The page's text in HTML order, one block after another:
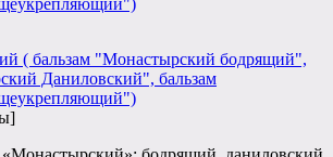
( бальзам "Монастырский бодрящий",
Даниловский", бальзам